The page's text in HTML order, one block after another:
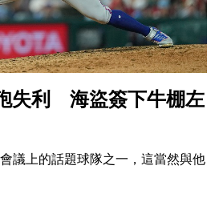
失利 海盜簽下牛棚左
議上的話題球隊之一，這當然與他